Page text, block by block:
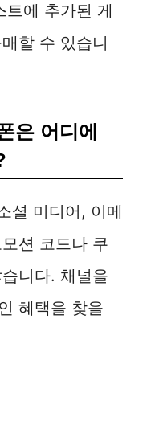
트에 추가된 게
할 수 있습니
은 어디에
셜 미디어, 이메
션 코드나 쿠
니다. 채널을
혜택을 찾을